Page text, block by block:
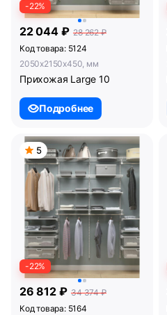
-22%
22 044 ₽ 28 262 ₽
Код товара: 5124
2050x2150x450, мм
Прихожая Large 10
Подробнее
5
-22%
26 812 ₽ 34 374 ₽
Код товара: 5164